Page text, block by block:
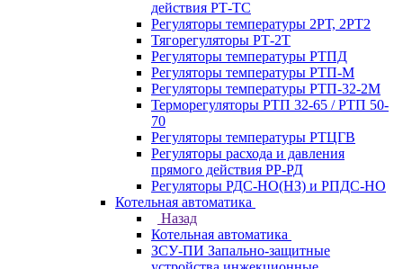
действия РТ-ТС
Регуляторы температуры 2РТ, 2РT2
Тягорегуляторы РТ-2Т
Регуляторы температуры РТПД
Регуляторы температуры РТП-M
Регуляторы температуры РТП-32-2М
Терморегуляторы РТП 32-65 / РТП 50-
70
Регуляторы температуры РТЦГВ
Регуляторы расхода и давления
прямого действия РР-РД
Регуляторы РДС-НО(НЗ) и РПДС-НО
Котельная автоматика
Назад
Котельная автоматика
ЗСУ-ПИ Запально-защитные